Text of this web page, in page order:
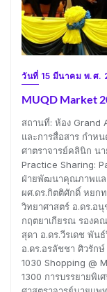
วันที่ 15 มีนาคม พ.ศ.
MUQD Market
สถานที่: ห้อง Grand
และการสื่อสาร กำห
ศาตราจารย์คลินิก น
Practice Sharing:
ฝ่ายพัฒนาคุณภาพแล
ผศ.ดร.กิตติศักดิ์ หยก
วิทยาศาสตร์ อ.ดร.อ
กฤตยาเกียรณ รอง
สุดา อ.ดร.วีรเดช พัน
อ.ดร.อรลัชชา ศิวรัก
1030 Shopping @
1300 การบรรยายพิเ